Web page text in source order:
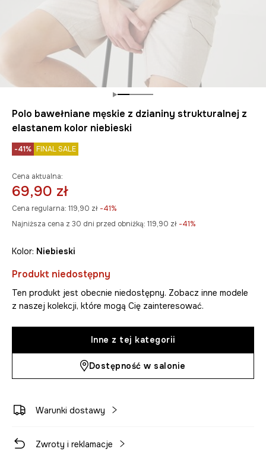
Polo bawełniane męskie z dzianiny strukturalnej z
elastanem kolor niebieski
-41% FINAL SALE
Cena aktualna:
69,90 zł
Cena regularna: 119,90 zł -41%
Najniższa cena z 30 dni przed obniżką: 119,90 zł -41%
Kolor: niebieski
Produkt niedostępny
Ten produkt jest obecnie niedostępny. Zobacz inne modele
z naszej kolekcji, które mogą Cię zainteresować.
Inne z tej kategorii
Dostępność w salonie
Warunki dostawy
Zwroty i reklamacje